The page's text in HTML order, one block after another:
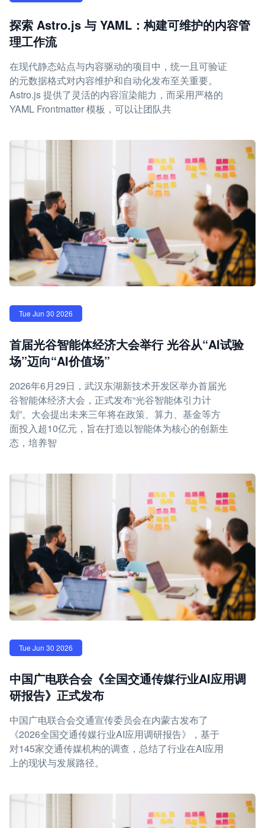
探索 Astro.js 与 YAML：构建可维护的内容管
理工作流
在现代静态站点与内容驱动的项目中，统一且可验证
的元数据格式对内容维护和自动化发布至关重要。
Astro.js 提供了灵活的内容渲染能力，而采用严格的
YAML Frontmatter 模板，可以让团队共
Tue Jun 30 2026
首届光谷智能体经济大会举行 光谷从“AI试验
场”迈向“AI价值场”
2026年6月29日，武汉东湖新技术开发区举办首届光
谷智能体经济大会，正式发布“光谷智能体引力计
划”。大会提出未来三年将在政策、算力、基金等方
面投入超10亿元，旨在打造以智能体为核心的创新生
态，培养智
Tue Jun 30 2026
中国广电联合会《全国交通传媒行业AI应用调
研报告》正式发布
中国广电联合会交通宣传委员会在内蒙古发布了
《2026全国交通传媒行业AI应用调研报告》，基于
对145家交通传媒机构的调查，总结了行业在AI应用
上的现状与发展路径。